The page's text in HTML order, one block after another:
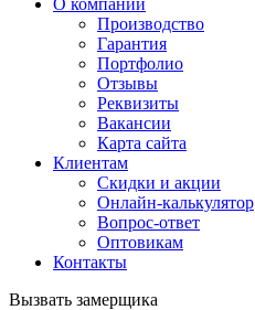
О компании
Производство
Гарантия
Портфолио
Отзывы
Реквизиты
Вакансии
Карта сайта
Клиентам
Скидки и акции
Онлайн-калькулятор
Вопрос-ответ
Оптовикам
Контакты
Вызвать замерщика